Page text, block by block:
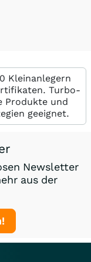
Kleinanlegern
Turbo-
Produkte und
geeignet.
Newsletter
aus der